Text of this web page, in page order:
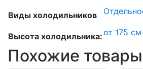
Виды холодильников
Высота холодильника:от 175 см
Похожие товары